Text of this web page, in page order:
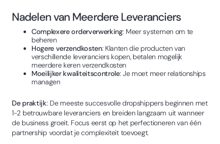
Nadelen van Meerdere Leveranciers
Complexere orderverwerking: Meer systemen om te
beheren
Hogere verzendkosten: Klanten die producten van
verschillende leveranciers kopen, betalen mogelijk
meerdere keren verzendkosten
Moeilijker kwaliteitscontrole: Je moet meer relationships
managen
De praktijk: De meeste succesvolle dropshippers beginnen met
1-2 betrouwbare leveranciers en breiden langzaam uit wanneer
de business groeit. Focus eerst op het perfectioneren van één
partnership voordat je complexiteit toevoegt.